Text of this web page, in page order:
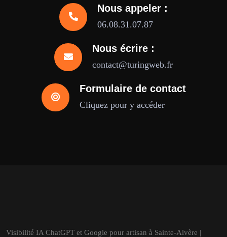
Nous appeler :
06.08.31.07.87
Nous écrire :
contact@turingweb.fr
Formulaire de contact
Cliquez pour y accéder
Visibilité IA ChatGPT et Google pour artisan à Sainte-Alvère |